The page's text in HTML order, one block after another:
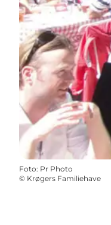
Foto: Pr Photo
© Krøgers Familiehave